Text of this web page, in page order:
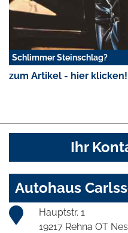
Schlimmer Steinschlag?
zum Artikel - hier klicken!
Ihr
Autohaus
Hauptstr. 1
19217 Rehna OT